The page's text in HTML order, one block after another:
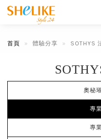
首頁 體驗分享 SOTHYS
奧秘
專
專